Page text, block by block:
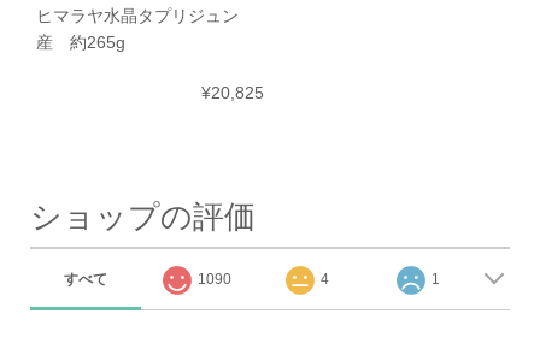
ヒマラヤ水晶タプリジュン
産 約265g
¥20,825
ショップの評価
すべて 1090 4 1